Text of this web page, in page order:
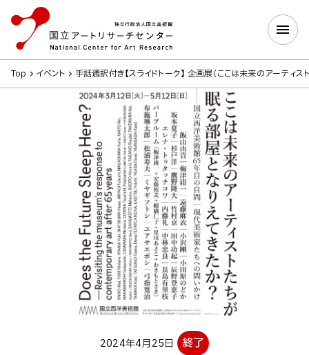
Top イベント 手話通訳付き【スライドトーク】 企画展〈ここは未来のアーティス
2024年4月25日 終了